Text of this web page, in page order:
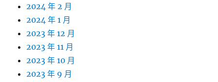
2024 年 2 月
2024 年 1 月
2023 年 12 月
2023 年 11 月
2023 年 10 月
2023 年 9 月